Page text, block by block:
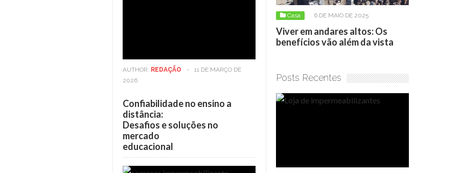
AUTHOR: REDAÇÃO -
11 DE MARÇO DE
2026
Confiabilidade no ensino a
distância:
Desafios e soluções no
mercado
educacional
6 DE MAIO DE 2025
Viver em andares altos: Os
benefícios vão além da vista
Casa
Loja de
como escolher o
Posts Recentes